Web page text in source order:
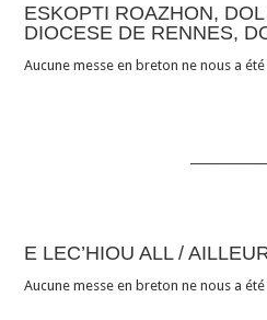
ESKOPTI ROAZHON,
DIOCESE DE RENNES,
Aucune messe en breton ne nous a
E LEC’HIOU ALL /
Aucune messe en breton ne nous a